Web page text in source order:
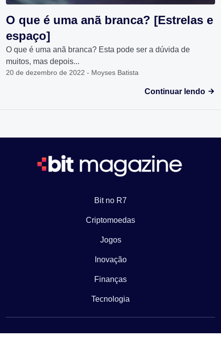
O que é uma anã branca? [Estrelas e
espaço]
O que é uma anã branca? Esta pode ser a dúvida de
muitos, mas depois...
20 de dezembro de 2022 - Moyses Batista
Continuar lendo
Bit no R7
Criptomoedas
Jogos
Inovação
Finanças
Tecnologia